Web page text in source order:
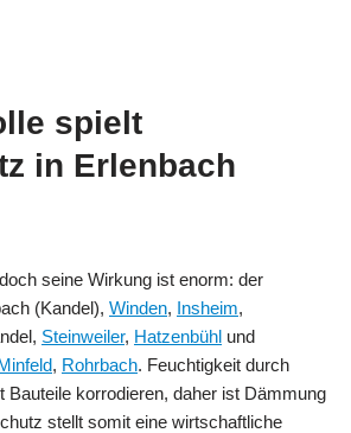
spielt
in Erlenbach
seine Wirkung ist enorm: der
(Kandel), Winden, Insheim,
Steinweiler, Hatzenbühl und
, Rohrbach. Feuchtigkeit durch
Bauteile korrodieren, daher ist Dämmung
stellt somit eine wirtschaftliche